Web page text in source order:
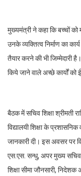
मुख्यमंत्री ने कहा कि बच्चों को
उनके व्यक्तित्व निर्माण का
तैयार करने की भी जिम्मेदारी है।
किये जाने वाले अच्छे कार्यों को
बैठक में सचिव शिक्षा श्रीमती
विद्यालयी शिक्षा के
जानकारी दी। इस अवसर पर
एस.एस. सन्धु, अपर मुख्य सचिव
शिक्षा सीमा जौनसारी,